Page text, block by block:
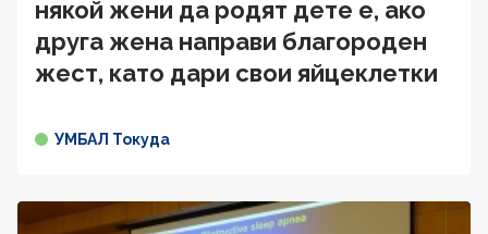
някой жени да родят дете е, ако
друга жена направи благороден
жест, като дари свои яйцеклетки
УМБАЛ Токуда